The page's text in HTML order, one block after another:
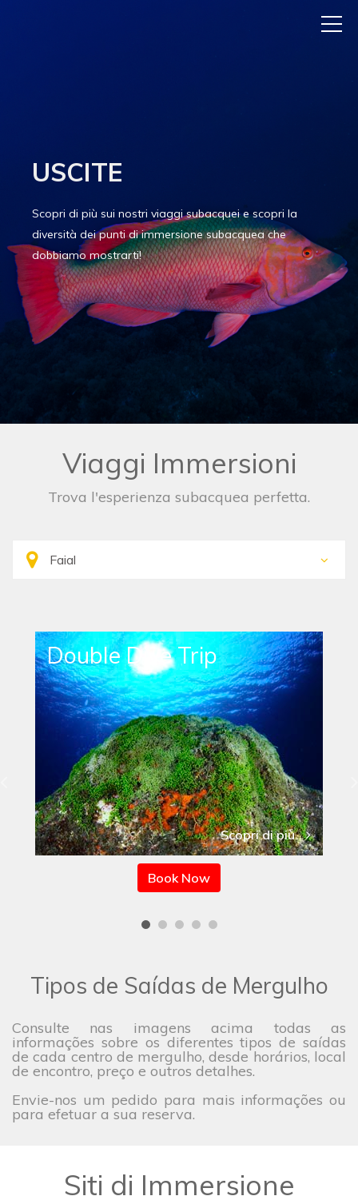
USCITE
Scopri di più sui nostri viaggi subacquei e scopri la
diversità dei punti di immersione subacquea che
dobbiamo mostrarti!
Viaggi Immersioni
Trova l'esperienza subacquea perfetta.
Double Dive Trip
Scopri di più
Book Now
Tipos de Saídas de Mergulho
Consulte nas imagens acima todas as
informações sobre os diferentes tipos de saídas
de cada centro de mergulho, desde horários, local
de encontro, preço e outros detalhes.
Envie-nos um pedido para mais informações ou
para efetuar a sua reserva.
Siti di Immersione